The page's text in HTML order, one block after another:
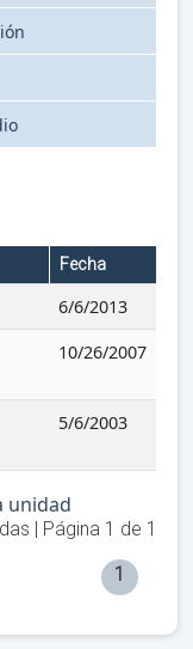
Fecha
6/6/2013
10/26/2007
5/6/2003
unidad
| Página 1 de 1
1